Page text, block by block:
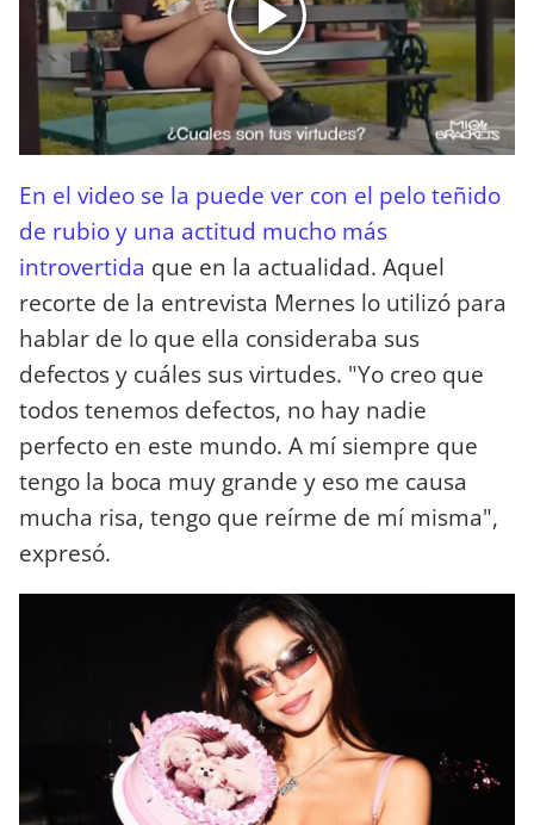
En el video se la puede ver con el pelo teñido
de rubio y una actitud mucho más
introvertida que en la actualidad. Aquel
recorte de la entrevista Mernes lo utilizó para
hablar de lo que ella consideraba sus
defectos y cuáles sus virtudes. "Yo creo que
todos tenemos defectos, no hay nadie
perfecto en este mundo. A mí siempre que
tengo la boca muy grande y eso me causa
mucha risa, tengo que reírme de mí misma",
expresó.